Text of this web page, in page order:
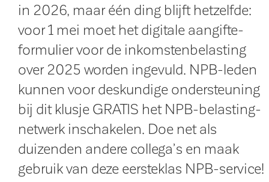
in 2026, maar één ding blijft hetzelfde:
voor 1 mei moet het digitale aangifte­
formulier voor de inkomsten­belasting
over 2025 worden ingevuld. NPB-leden
kunnen voor deskundige onder­steuning
bij dit klusje GRATIS het NPB-belasting­
netwerk inschakelen. Doe net als
duizenden andere collega’s en maak
gebruik van deze eersteklas NPB-service!